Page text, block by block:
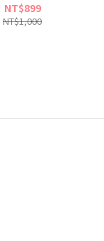
NT$899
NT$1,000